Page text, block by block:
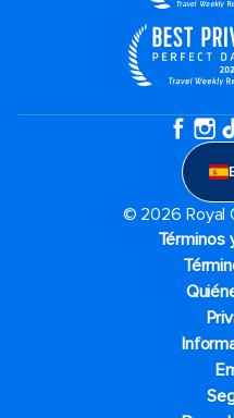
© 2026 Royal
Términos